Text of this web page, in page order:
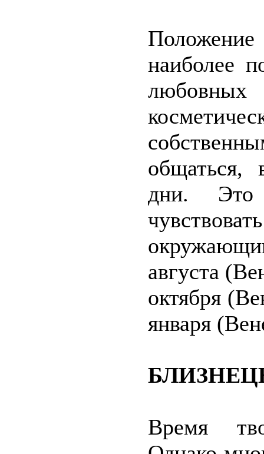
наиболее
общаться,
дни. Это
августа
октября
января
Время